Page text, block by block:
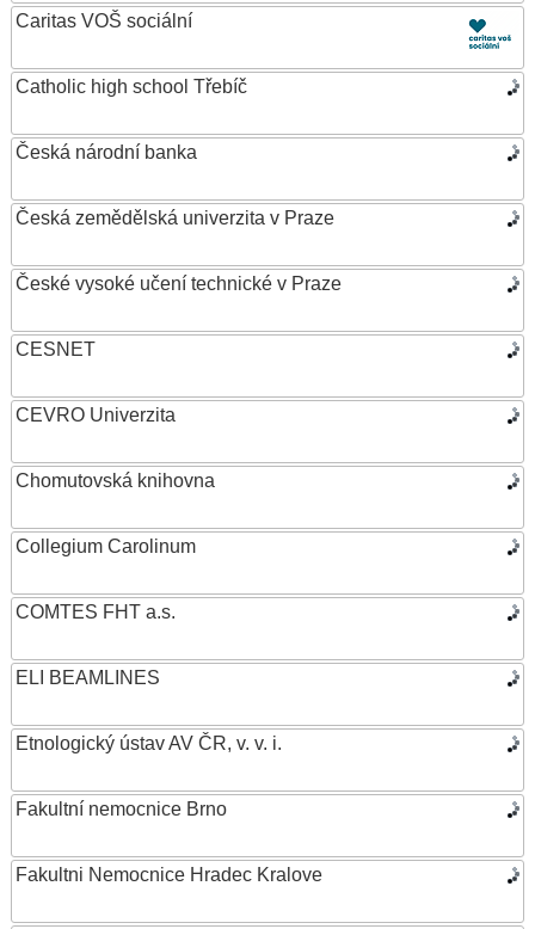
Caritas VOŠ sociální
Catholic high school Třebíč
Česká národní banka
Česká zemědělská univerzita v Praze
České vysoké učení technické v Praze
CESNET
CEVRO Univerzita
Chomutovská knihovna
Collegium Carolinum
COMTES FHT a.s.
ELI BEAMLINES
Etnologický ústav AV ČR, v. v. i.
Fakultní nemocnice Brno
Fakultni Nemocnice Hradec Kralove